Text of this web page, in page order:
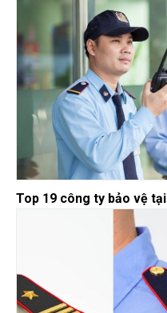
Top 19 công ty bảo vệ